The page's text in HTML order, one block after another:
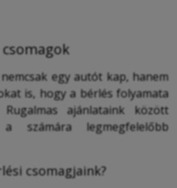
egy autót kap, hanem
is, hogy a bérlés folyamata
Rugalmas ajánlataink között
számára legmegfelelőbb
csomagjaink?